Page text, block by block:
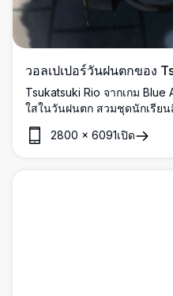
วอลเปเปอร์วันฝนตกของ
Tsukatsuki Rio จากเกม Blue
ใสในวันฝนตก สวมชุดนักเรีย
สีแดงที่โดดเด่น ฉากหลังเป็นทิ
2800 × 6091เปิด